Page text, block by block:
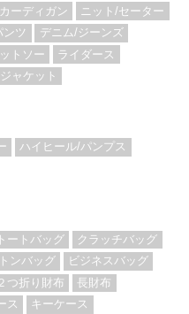
カーディガン
ニット/セーター
ンツ
デニム/ジーンズ
トソー
ライダース
ャケット
ハイヒール/パンプス
トートバッグ
クラッチバッグ
ンバッグ
ビジネスバッグ
２つ折り財布
長財布
ス キーケース